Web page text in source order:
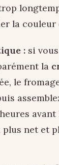
la couleur
: si
la
le
avant
net et